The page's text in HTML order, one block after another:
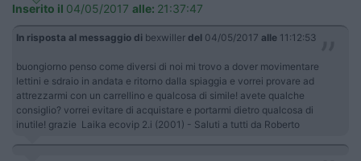
Inserito il 04/05/2017 alle: 21:37:47
In risposta al messaggio di bexwiller del 04/05/2017 alle 11:12:53
buongiorno penso come diversi di noi mi trovo a dover movimentare
lettini e sdraio in andata e ritorno dalla spiaggia e vorrei provare ad
attrezzarmi con un carrellino e qualcosa di simile! avete qualche
consiglio? vorrei evitare di acquistare e portarmi dietro qualcosa di
inutile! grazie Laika ecovip 2.i (2001) - Saluti a tutti da Roberto